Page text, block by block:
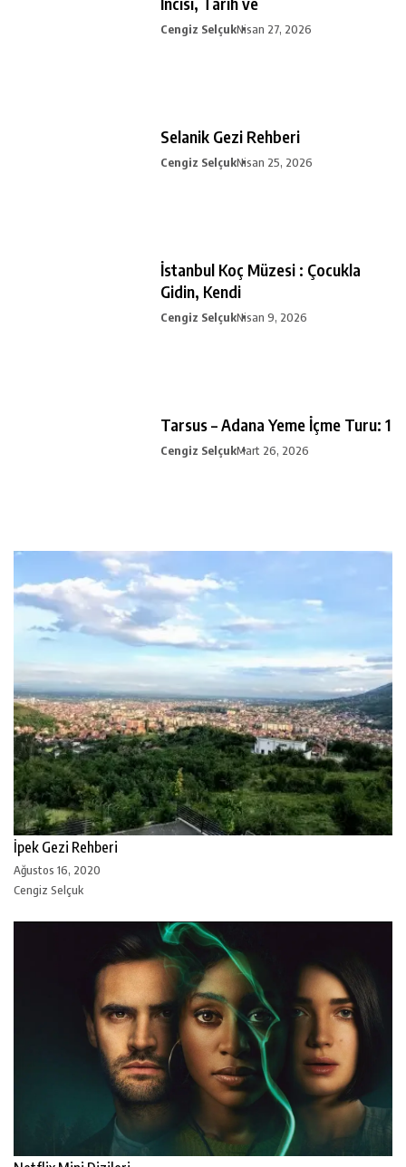
Cengiz SelçukNisan 27, 2026
Selanik Gezi Rehberi
Cengiz SelçukNisan 25, 2026
İstanbul Koç Müzesi : Çocukla
Gidin, Kendi
Cengiz SelçukNisan 9, 2026
Tarsus – Adana Yeme İçme Turu: 1
Cengiz SelçukMart 26, 2026
İpek Gezi Rehberi
Ağustos 16, 2020
Cengiz Selçuk